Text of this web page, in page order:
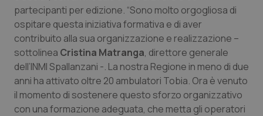
Marche
Molise
Piemonte
Provincia Autonoma di Bolzano
Donna & Salute
Epatiti
HIV
Infezioni & Febbre
partecipanti per edizione. “Sono molto orgogliosa di
ospitare questa iniziativa formativa e di aver
contribuito alla sua organizzazione e realizzazione –
sottolinea Cristina Matranga, direttore generale
dell’INMI Spallanzani -. La nostra Regione in meno di due
anni ha attivato oltre 20 ambulatori Tobia. Ora è venuto
il momento di sostenere questo sforzo organizzativo
con una formazione adeguata, che metta gli operatori